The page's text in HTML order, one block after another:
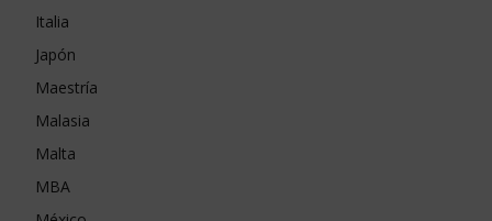
Italia
Japón
Maestría
Malasia
Malta
MBA